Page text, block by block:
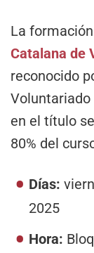
La
Catalana de
reconocido
Voluntariado
en el título
80% del
Días:
2025
Hora: